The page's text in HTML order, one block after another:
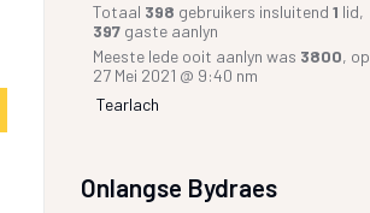
Totaal 398 gebruikers insluitend 1 lid,
397gaste aanlyn
Meeste lede ooit aanlyn was 3800, op
27 Mei 2021 @ 9:40 nm
Tearlach
Onlangse Bydraes